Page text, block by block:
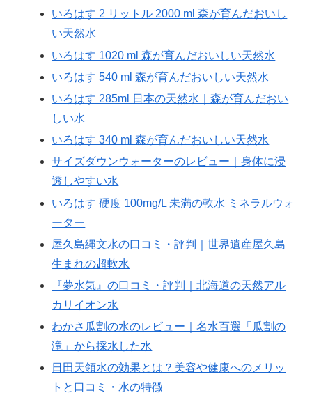
いろはす 2 リットル 2000 ml 森が育んだおいし
い天然水
いろはす 1020 ml 森が育んだおいしい天然水
いろはす 540 ml 森が育んだおいしい天然水
いろはす 285ml 日本の天然水｜森が育んだおい
しい水
いろはす 340 ml 森が育んだおいしい天然水
サイズダウンウォーターのレビュー｜身体に浸
透しやすい水
いろはす 硬度 100mg/L 未満の軟水 ミネラルウォ
ーター
屋久島縄文水の口コミ・評判｜世界遺産屋久島
生まれの超軟水
『夢水気』の口コミ・評判｜北海道の天然アル
カリイオン水
わかさ瓜割の水のレビュー｜名水百選「瓜割の
滝」から採水した水
日田天領水の効果とは？美容や健康へのメリッ
トと口コミ・水の特徴